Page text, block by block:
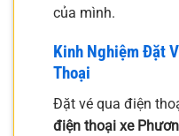
của mình.
Kinh Nghiệm Đặt
Thoại
Đặt vé qua điện
điện thoại xe